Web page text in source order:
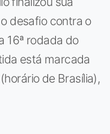
desafio contra o
16ª rodada do
está marcada
de Brasília),